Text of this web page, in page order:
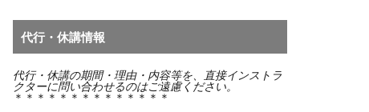
代行・休講情報
代行・休講の期間・ 理由・内容等を、直接インストラ
クターに問い合わせるのはご遠慮ください。
＊＊＊＊＊＊＊＊＊＊＊＊＊＊